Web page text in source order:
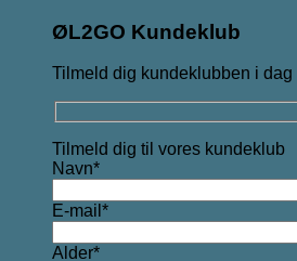
ØL2GO Kundeklub
Tilmeld dig kundeklubben i dag
Tilmeld dig til vores kundeklub
Navn*
E-mail*
Alder*